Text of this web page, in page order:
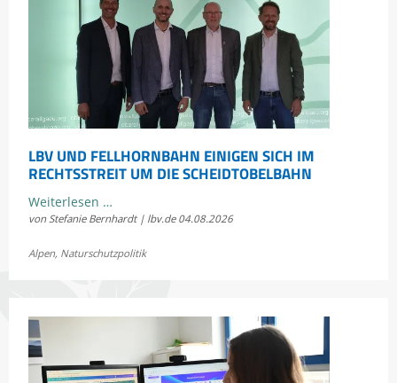
LBV UND FELLHORNBAHN EINIGEN SICH IM
RECHTSSTREIT UM DIE SCHEIDTOBELBAHN
Weiterlesen …LBV
und
einigen
die
von Stefanie Bernhardt | lbv.de 04.08.2026
Alpen, Naturschutzpolitik